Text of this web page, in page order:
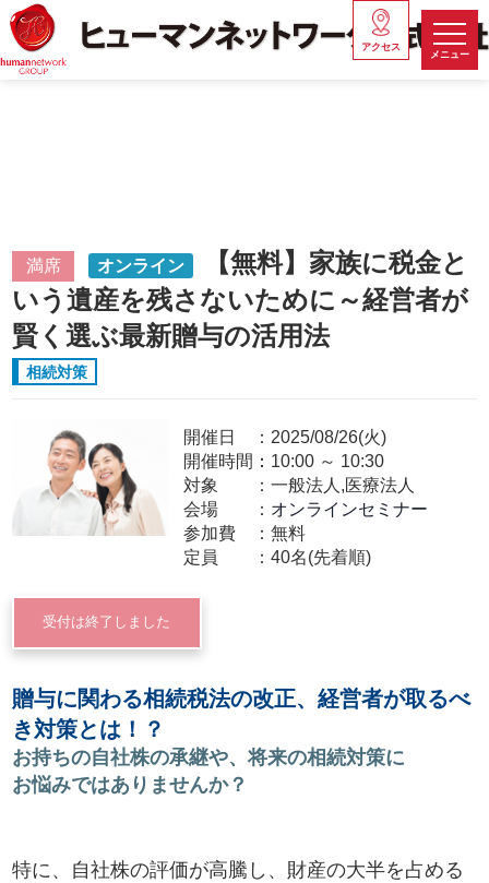
メニュー
アクセス
満席 オンライン
【無料】家族に税金と
いう遺産を残さないために～経営者が
賢く選ぶ最新贈与の活用法
相続対策
開催日
2025/08/26(火)
開催時間： 10:00～ 10:30
対象
一般法人,医療法人
会場
オンラインセミナー
参加費
無料
定員
40名(先着順)
受付は終了しました
贈与に関わる相続税法の改正、経営者が取るべ
き対策とは！？
お持ちの自社株の承継や、将来の相続対策に
お悩みではありませんか？
特に、自社株の評価が高騰し、財産の大半を占める